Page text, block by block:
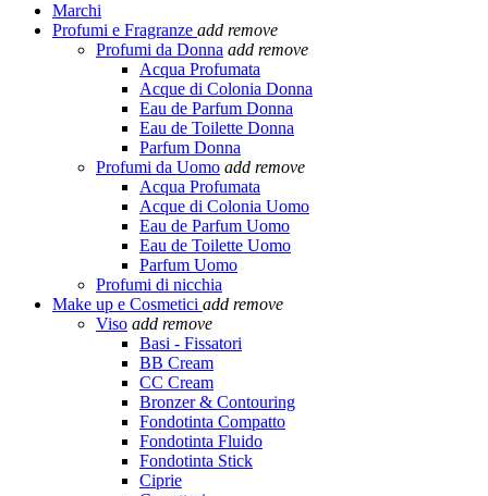
Marchi
Profumi e Fragranze add remove
Profumi da Donna add remove
Acqua Profumata
Acque di Colonia Donna
Eau de Parfum Donna
Eau de Toilette Donna
Parfum Donna
Profumi da Uomo add remove
Acqua Profumata
Acque di Colonia Uomo
Eau de Parfum Uomo
Eau de Toilette Uomo
Parfum Uomo
Profumi di nicchia
Make up e Cosmetici add remove
Viso add remove
Basi - Fissatori
BB Cream
CC Cream
Bronzer & Contouring
Fondotinta Compatto
Fondotinta Fluido
Fondotinta Stick
Ciprie